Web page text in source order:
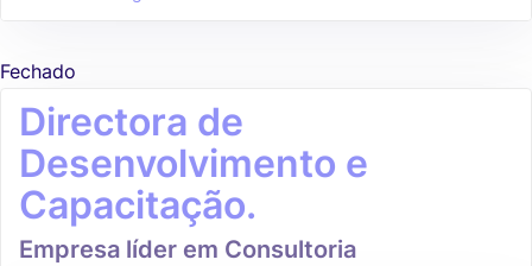
Fechado
Directora de
Desenvolvimento e
Capacitação.
Empresa líder em Consultoria